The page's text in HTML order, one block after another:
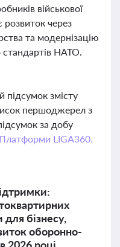
військової
через
та модернізацію
стандартів НАТО.
змісту
першоджерел з
за добу
Платформи LIGA360.
для бізнесу,
оборонно-